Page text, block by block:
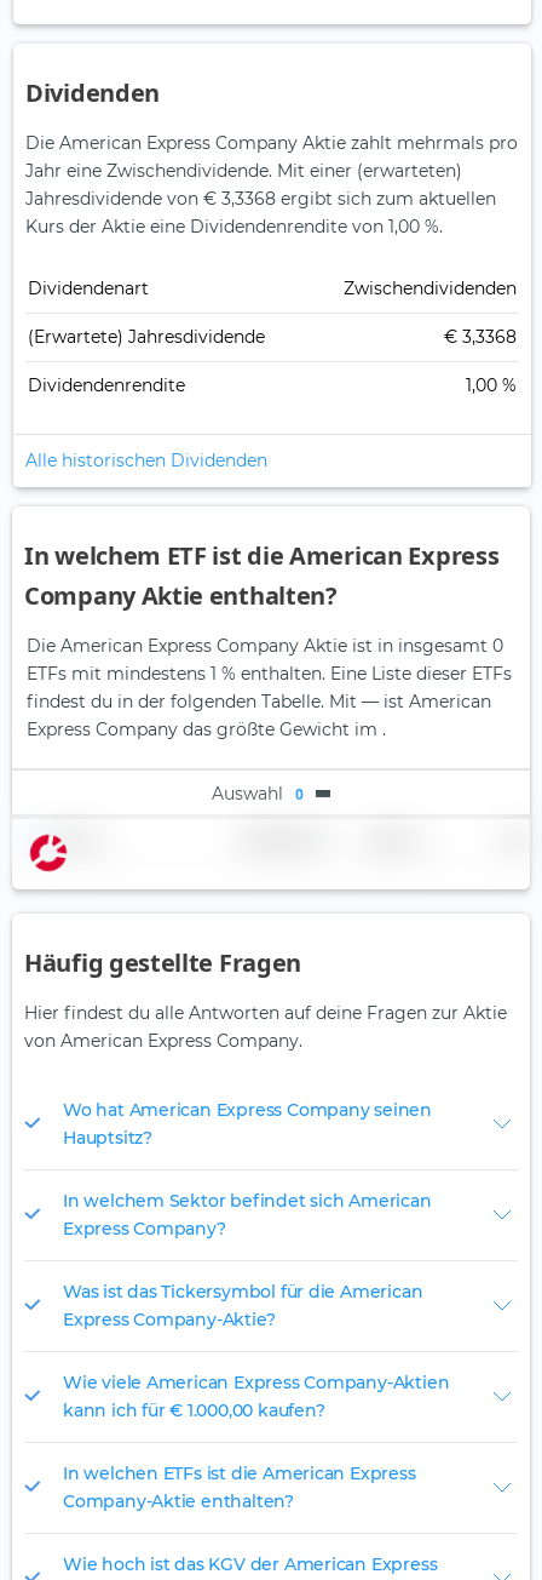
Dividenden
Die American Express Company Aktie zahlt mehrmals pro
Jahr eine Zwischendividende. Mit einer (erwarteten)
Jahresdividende von € 3,3368 ergibt sich zum aktuellen
Kurs der Aktie eine Dividendenrendite von 1,00 %.
Dividendenart Zwischendividenden
(Erwartete) Jahresdividende € 3,3368
Dividendenrendite 1,00 %
Alle historischen Dividenden
In welchem ETF ist die American Express
Company Aktie enthalten?
Die American Express Company Aktie ist in insgesamt 0
ETFs mit mindestens 1 % enthalten. Eine Liste dieser ETFs
findest du in der folgenden Tabelle. Mit — ist American
Express Company das größte Gewicht im .
Auswahl 0
Name
Häufig gestellte Fragen
Hier findest du alle Antworten auf deine Fragen zur Aktie
von American Express Company.
Wo hat American Express Company seinen
Hauptsitz?
In welchem Sektor befindet sich American
Express Company?
Was ist das Tickersymbol für die American
Express Company-Aktie?
Wie viele American Express Company-Aktien
kann ich für € 1.000,00 kaufen?
In welchen ETFs ist die American Express
Company-Aktie enthalten?
Wie hoch ist das KGV der American Express